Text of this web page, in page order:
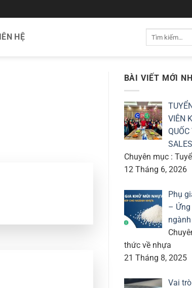
HỆ
BÀI VIẾT MỚI
VIÊN
QUỐC
Chuyên mục :
12 Tháng 6, 2026
Phụ
–
thức về nhựa
21 Tháng 8, 2025
Vai